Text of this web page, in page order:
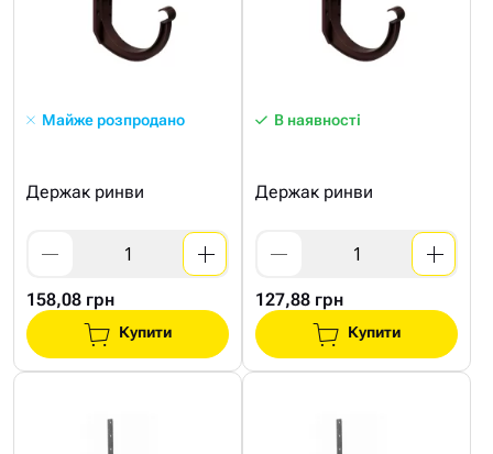
Майже розпродано
Держак ринви
158,08 грн
Купити
В наявності
Держак ринви
127,88 грн
Купити